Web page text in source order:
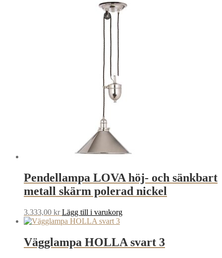
Pendellampa LOVA höj- och sänkbart
metall skärm polerad nickel
3.333,00 kr Lägg till i varukorg
Vägglampa HOLLA svart 3